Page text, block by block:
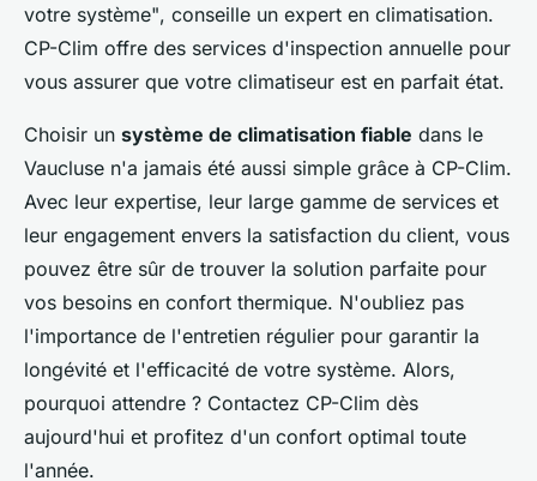
votre système", conseille un expert en climatisation.
CP-Clim offre des services d'inspection annuelle pour
vous assurer que votre climatiseur est en parfait état.
Choisir un système de climatisation fiable dans le
Vaucluse n'a jamais été aussi simple grâce à CP-Clim.
Avec leur expertise, leur large gamme de services et
leur engagement envers la satisfaction du client, vous
pouvez être sûr de trouver la solution parfaite pour
vos besoins en confort thermique. N'oubliez pas
l'importance de l'entretien régulier pour garantir la
longévité et l'efficacité de votre système. Alors,
pourquoi attendre ? Contactez CP-Clim dès
aujourd'hui et profitez d'un confort optimal toute
l'année.